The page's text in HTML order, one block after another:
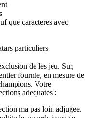
que caracteres avec
particuliers
de les jeu. Sur,
fournie, en mesure de
Votre
adequates :
ma pas loin adjugee.